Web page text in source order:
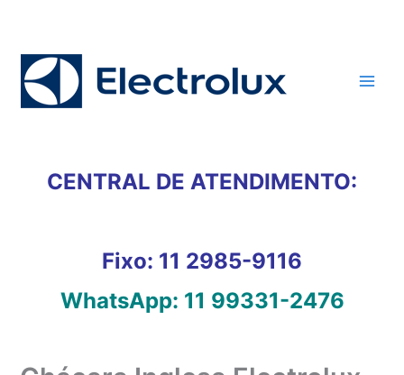
conteúdo
CENTRAL DE ATENDIMENTO:
Fixo: 11 2985-9116
WhatsApp: 11 99331-2476